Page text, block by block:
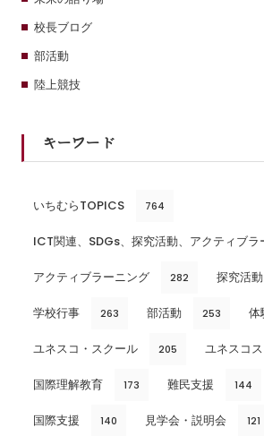
校長ブログ
部活動
陸上競技
キーワード
いちむらTOPICS 764
ICT関連、SDGs、探究活動、アクティブラ
アクティブラーニング 282 探究活動
学校行事 263 部活動 253 体
ユネスコ・スクール 205 ユネスコ
国際理解教育 173 難民支援 144
国際支援 140 見学会・説明会 121